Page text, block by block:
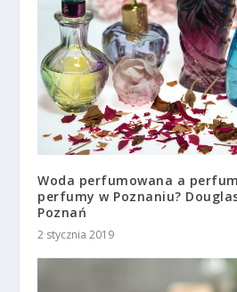
Woda perfumowana a
perfumy w Poznaniu?
Poznań
2 stycznia 2019